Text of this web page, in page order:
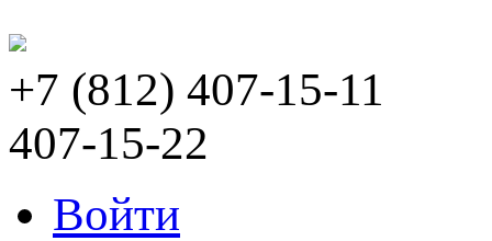
+7 (812) 407-15-11
407-15-22
Войти